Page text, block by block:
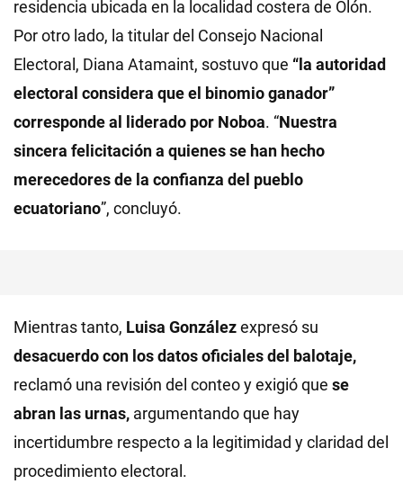
residencia ubicada en la localidad costera de Olón.
Por otro lado, la titular del Consejo Nacional
Electoral, Diana Atamaint, sostuvo que “la autoridad
electoral considera que el binomio ganador”
corresponde al liderado por Noboa. “Nuestra
sincera felicitación a quienes se han hecho
merecedores de la confianza del pueblo
ecuatoriano”, concluyó.
Mientras tanto, Luisa Gonzálezexpresó su
desacuerdo con los datos oficiales del balotaje,
reclamó una revisión del conteo y exigió que se
abran las urnas, argumentando que hay
incertidumbre respecto a la legitimidad y claridad del
procedimiento electoral.